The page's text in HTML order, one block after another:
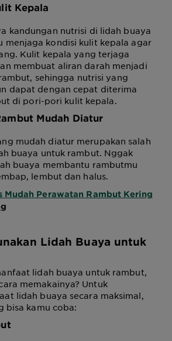
Kepala
kandungan nutrisi di lidah buaya
menjaga kondisi kulit kepala agar
Kulit kepala yang terjaga
membuat aliran darah menjadi
sehingga nutrisi yang
dapat dengan cepat diterima
di pori-pori kulit kepala.
Mudah Diatur
mudah diatur merupakan salah
buaya untuk rambut. Nggak
buaya membantu rambutmu
lembut dan halus.
Mudah Perawatan Rambut Kering
g
Lidah Buaya untuk
lidah buaya untuk rambut,
memakainya? Untuk
lidah buaya secara maksimal,
bisa kamu coba: